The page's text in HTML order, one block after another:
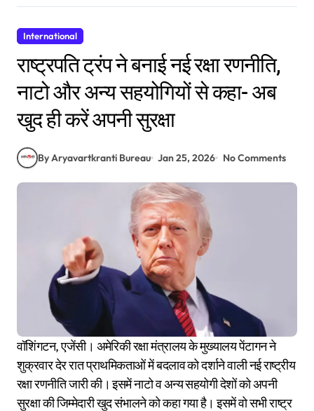
International
राष्ट्रपति ट्रंप ने बनाई नई रक्षा रणनीति,
नाटो और अन्य सहयोगियों से कहा- अब
खुद ही करें अपनी सुरक्षा
By Aryavartkranti Bureau Jan 25, 2026 No Comments
वॉशिंगटन, एजेंसी। अमेरिकी रक्षा मंत्रालय के मुख्यालय पेंटागन ने
शुक्रवार देर रात प्राथमिकताओं में बदलाव को दर्शाने वाली नई राष्ट्रीय
रक्षा रणनीति जारी की। इसमें नाटो व अन्य सहयोगी देशों को अपनी
सुरक्षा की जिम्मेदारी खुद संभालने को कहा गया है। इसमें वो सभी राष्ट्र